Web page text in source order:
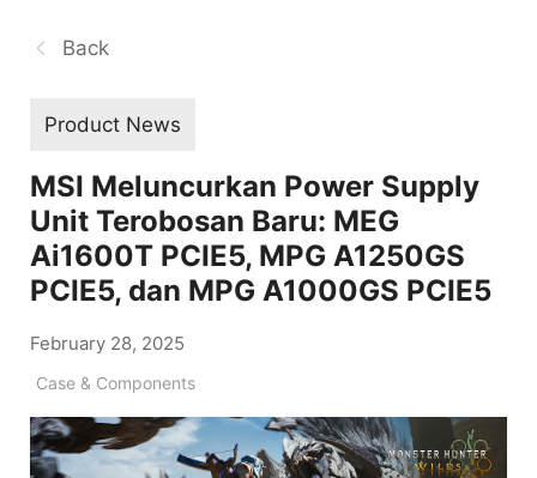
Back
Product News
MSI Meluncurkan Power Supply
Unit Terobosan Baru: MEG
Ai1600T PCIE5, MPG A1250GS
PCIE5, dan MPG A1000GS PCIE5
February 28, 2025
Case & Components